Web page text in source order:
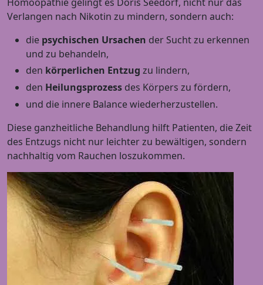
Verlangen nach Nikotin zu mindern, sondern auch:
die psychischen Ursachen der Sucht zu erkennen
und zu behandeln,
den körperlichen Entzug zu lindern,
den Heilungsprozess des Körpers zu fördern,
und die innere Balance wiederherzustellen.
Diese ganzheitliche Behandlung hilft Patienten, die Zeit
des Entzugs nicht nur leichter zu bewältigen, sondern
nachhaltig vom Rauchen loszukommen.